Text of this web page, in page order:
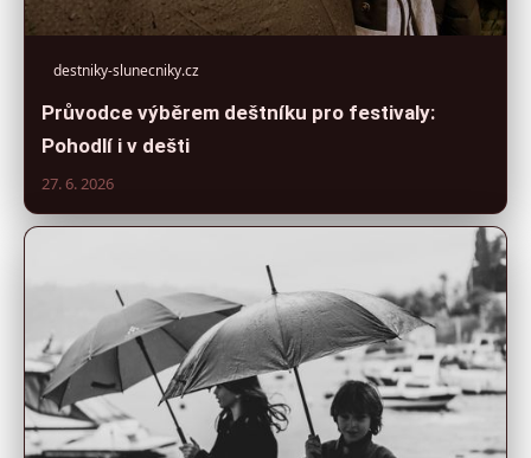
destniky-slunecniky.cz
Průvodce výběrem deštníku pro festivaly:
Pohodlí i v dešti
27. 6. 2026